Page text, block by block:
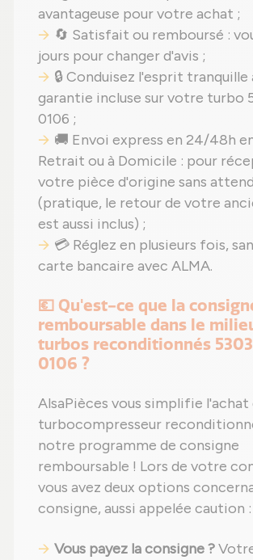
avantageuse pour votre achat ;
🔄 Satisfait ou remboursé :
jours pour changer d'avis ;
🔒 Conduisez l'esprit tranquille
garantie incluse sur votre turbo
0106 ;
🚚 Envoi express en 24/48h
Retrait ou à Domicile : pour
votre pièce d'origine sans
(pratique, le retour de votre
est aussi inclus) ;
💳 Réglez en plusieurs fois,
carte bancaire avec ALMA.
💶 Qu'est-ce que la
remboursable dans le
turbos reconditionnés
0106 ?
AlsaPièces vous simplifie
turbocompresseur
notre programme de consigne
remboursable ! Lors de votre
vous avez deux options
consigne, aussi appelée caution :
Vous payez la consigne ?